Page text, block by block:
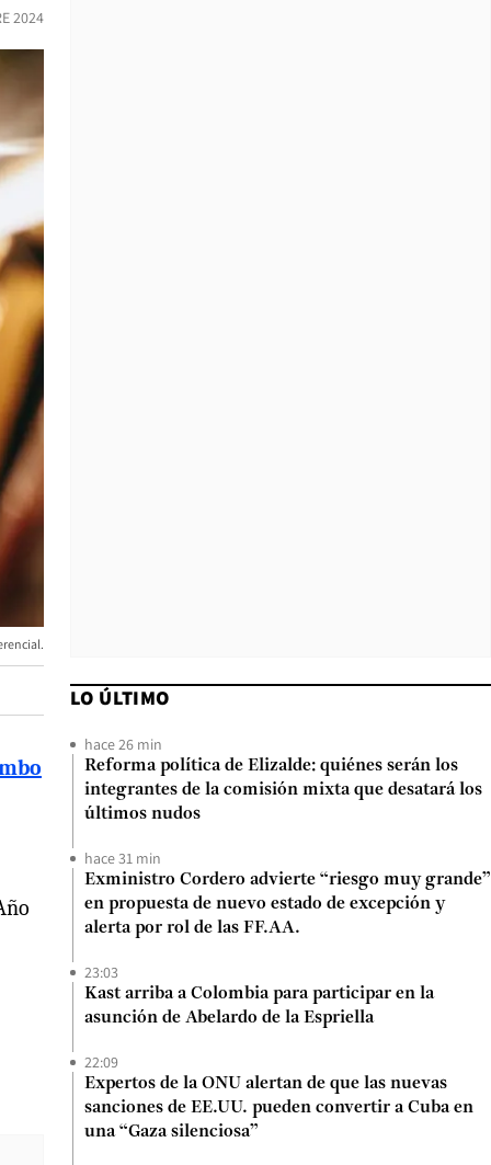
2024
LO ÚLTIMO
hace 26 min
Reforma política de Elizalde: quiénes serán los
integrantes de la comisión mixta que desatará los
últimos nudos
hace 31 min
Exministro Cordero advierte “riesgo muy grande”
en propuesta de nuevo estado de excepción y
alerta por rol de las FF.AA.
23:03
Kast arriba a Colombia para participar en la
asunción de Abelardo de la Espriella
22:09
Expertos de la ONU alertan de que las nuevas
sanciones de EE.UU. pueden convertir a Cuba en
una “Gaza silenciosa”